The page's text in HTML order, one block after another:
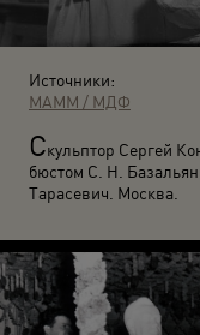
Источники:
МАММ / МДФ
Скульптор Сергей
бюстом С. Н.
Тарасевич. Москва.